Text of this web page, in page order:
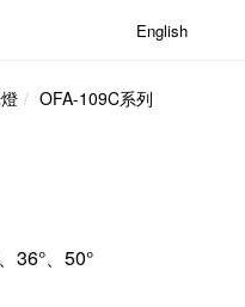
English
OFA-109C系列
36°、50°